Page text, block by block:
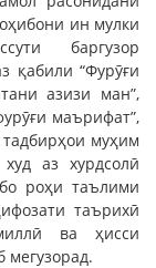
ин мулки
баргузор
қабили “Фурӯғи
азизи ман”,
маърифат”,
муҳим
аз хурдсолӣ
роҳи таълими
таърихӣ
ва ҳисси